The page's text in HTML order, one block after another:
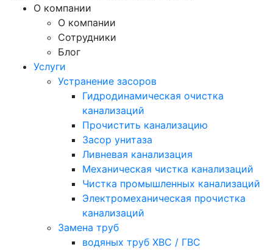
О компании
О компании
Сотрудники
Блог
Услуги
Устранение засоров
Гидродинамическая очистка
канализаций
Прочистить канализацию
Засор унитаза
Ливневая канализация
Механическая чистка канализаций
Чистка промышленных канализаций
Электромеханическая прочистка
канализаций
Замена труб
водяных труб ХВС / ГВС